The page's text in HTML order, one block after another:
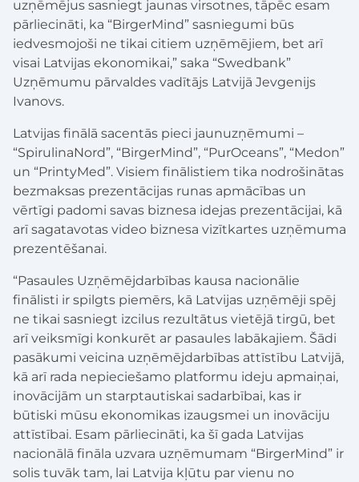
uzņēmējus sasniegt jaunas virsotnes, tāpēc esam
pārliecināti, ka “BirgerMind” sasniegumi būs
iedvesmojoši ne tikai citiem uzņēmējiem, bet arī
visai Latvijas ekonomikai,” saka “Swedbank”
Uzņēmumu pārvaldes vadītājs Latvijā Jevgenijs
Ivanovs.
Latvijas finālā sacentās pieci jaunuzņēmumi –
“SpirulinaNord”, “BirgerMind”, “PurOceans”, “Medon”
un “PrintyMed”. Visiem finālistiem tika nodrošinātas
bezmaksas prezentācijas runas apmācības un
vērtīgi padomi savas biznesa idejas prezentācijai, kā
arī sagatavotas video biznesa vizītkartes uzņēmuma
prezentēšanai.
“Pasaules Uzņēmējdarbības kausa nacionālie
finālisti ir spilgts piemērs, kā Latvijas uzņēmēji spēj
ne tikai sasniegt izcilus rezultātus vietējā tirgū, bet
arī veiksmīgi konkurēt ar pasaules labākajiem. Šādi
pasākumi veicina uzņēmējdarbības attīstību Latvijā,
kā arī rada nepieciešamo platformu ideju apmaiņai,
inovācijām un starptautiskai sadarbībai, kas ir
būtiski mūsu ekonomikas izaugsmei un inovāciju
attīstībai. Esam pārliecināti, ka šī gada Latvijas
nacionālā fināla uzvara uzņēmumam “BirgerMind” ir
solis tuvāk tam, lai Latvija kļūtu par vienu no